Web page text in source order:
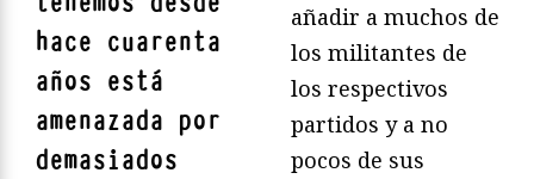
hace cuarenta
años está
amenazada por
demasiados
añadir a muchos de
los militantes de
los respectivos
partidos y a no
pocos de sus